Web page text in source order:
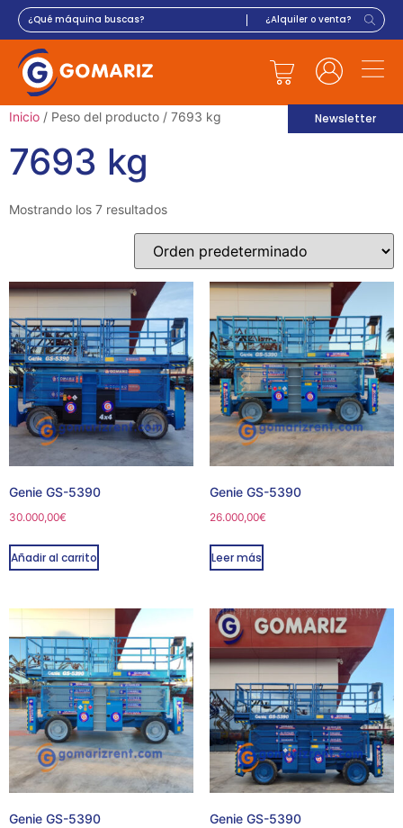
Newsletter
Inicio / Peso del producto / 7693 kg
7693 kg
Mostrando los 7 resultados
Genie GS-5390
30.000,00€
Añadir al carrito
Genie GS-5390
26.000,00€
Leer más
Genie GS-5390 Genie GS-5390